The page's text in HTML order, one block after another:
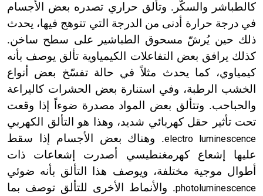
كالطباشر والسكّر. وتألق حراري تصدره بعض الأجسام
في درجة حرارة أدنى من الدرجة التي تتوهج فيها، يحدث
ذلك حين يُرشّ مسحوق الطباشير على سطح ساخن.
كذلك يرافق بعض التفاعلات الكيمياوية تألق يوصف بأنه
كيمياوي، كما يحدث مثلاً في حالة تفسّخ بعض أنواع
الخشب الرطبة، وفي استنارة بعض الحشرات كاليراعة
والحباحب. وتتألق بعض المواد مصدرة ضوءاً إذا وقعت
تحت تأثير حقل كهربائي شديد، وهذا هو التألق الكهربي
electro luminescence. وهناك بعض الأجسام إذا سقط
عليها إشعاع كهرمغنطيسي أصدرت إشعاعات ذات
أطوال موجية مختلفة، ويوصف هذا التألق بأنه ضوئي
photoluminescence. والأنماط الأخرى للتألق توصف بما